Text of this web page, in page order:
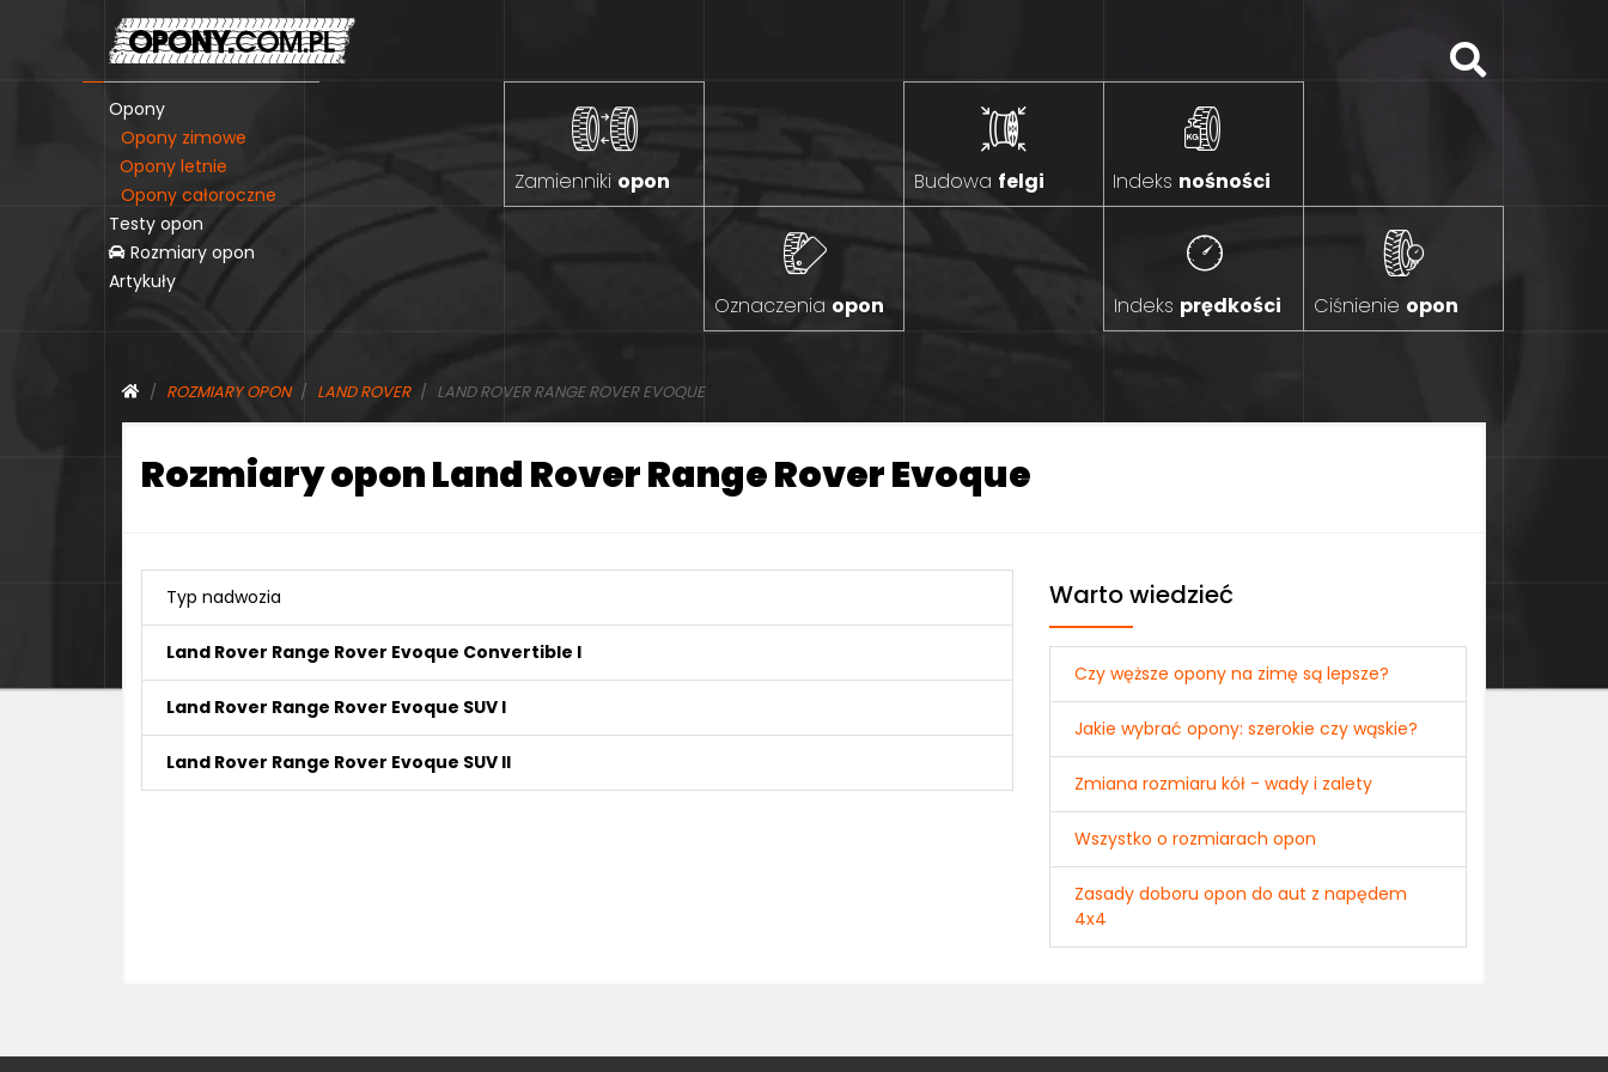
Opony
Opony zimowe
Opony letnie
Opony całoroczne
Testy opon
Rozmiary opon
Artykuły
Zamienniki opon Budowa felgi Indeks nośności
Indeks prędkości Ciśnienie opon
Oznaczenia opon
ROZMIARY OPON LAND ROVER LAND ROVER RANGE ROVER EVOQUE
Rozmiary opon Land Rover Range Rover Evoque
Typ nadwozia
Land Rover Range Rover Evoque Convertible I
Land Rover Range Rover Evoque SUV I
Land Rover Range Rover Evoque SUV II
Warto wiedzieć
Czy węższe opony na zimę są lepsze?
Jakie wybrać opony: szerokie czy wąskie?
Zmiana rozmiaru kół - wady i zalety
Wszystko o rozmiarach opon
Zasady doboru opon do aut z napędem
4x4